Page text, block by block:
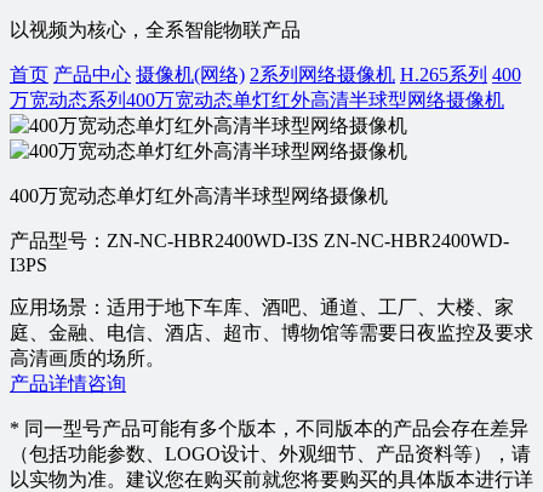
以视频为核心，全系智能物联产品
首页 产品中心 摄像机(网络) 2系列网络摄像机 H.265系列 400
万宽动态系列 400万宽动态单灯红外高清半球型网络摄像机
400万宽动态单灯红外高清半球型网络摄像机
产品型号：ZN-NC-HBR2400WD-I3S ZN-NC-HBR2400WD-
I3PS
应用场景：适用于地下车库、酒吧、通道、工厂、大楼、家
庭、金融、电信、酒店、超市、博物馆等需要日夜监控及要求
高清画质的场所。
产品详情咨询
* 同一型号产品可能有多个版本，不同版本的产品会存在差异
（包括功能参数、LOGO设计、外观细节、产品资料等），请
以实物为准。建议您在购买前就您将要购买的具体版本进行详